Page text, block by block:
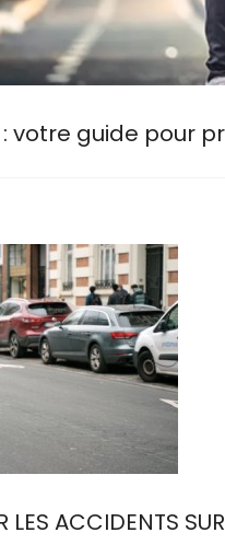
votre guide pour
LES ACCIDENTS